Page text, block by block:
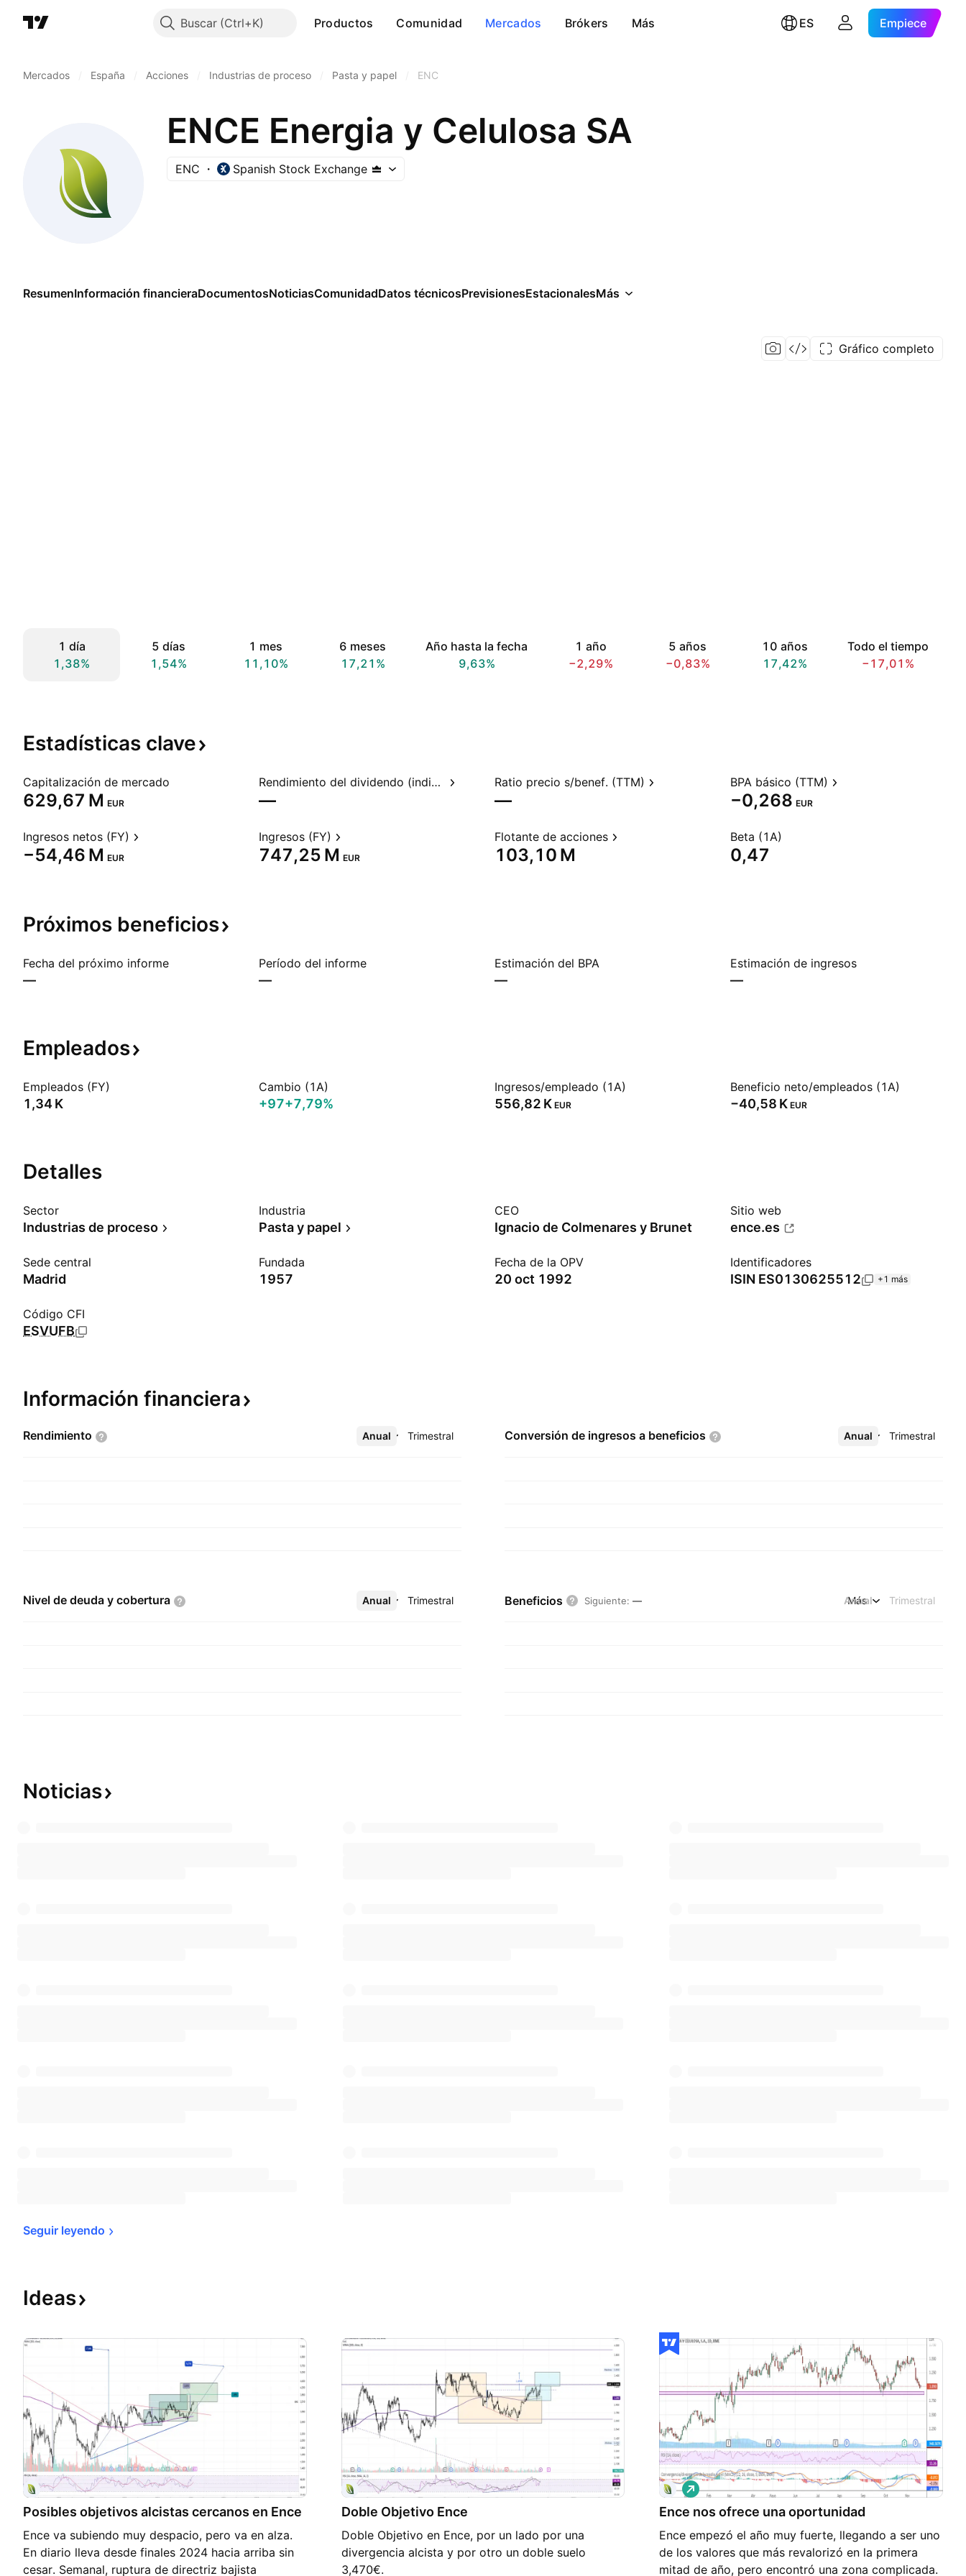
Buscar Productos Comunidad Mercados Brókers Más ES Empiece
Mercados España Acciones Industrias de proceso Pasta y papel ENC
ENCE Energia y Celulosa SA
ENC Spanish Stock Exchange
ResumenInformación financieraDocumentosNoticiasComunidadDatos técnicosPrevisionesEstacionalesMás
Gráfico completo
1 día
1,38%
5 días
1,54%
1 mes
11,10%
6 meses
17,21%
Año hasta la fecha
9,63%
1 año
−2,29%
5 años
−0,83%
10 años
17,42%
Todo el tiempo
−17,01%
Estadísticas clave
Capitalización de mercado
‪629,67 M‬ EUR
Rendimiento del dividendo (indicado)
—
Ratio precio s/benef. (TTM)
—
BPA básico (TTM)
−0,268 EUR
Ingresos netos (FY)
‪−54,46 M‬ EUR
Ingresos (FY)
‪747,25 M‬ EUR
Flotante de acciones
‪103,10 M‬
Beta (1A)
0,47
Próximos beneficios
Fecha del próximo informe
—
Período del informe
—
Estimación del BPA
—
Estimación de ingresos
—
Empleados
Empleados (FY)
‪1,34 K‬
Cambio (1A)
+97+7,79%
Ingresos/empleado (1A)
‪556,82 K‬ EUR
Beneficio neto/empleados (1A)
‪−40,58 K‬ EUR
Detalles
Sector
Industrias de proceso
Industria
Pasta y papel
CEO
Ignacio de Colmenares y Brunet
Sitio web
ence.es
Sede central
Madrid
Fundada
1957
Fecha de la OPV
20 oct 1992
Identificadores
ISIN ES0130625512 +1 más
Código CFI
ESVUFB
Información financiera
Rendimiento Anual Trimestral
Más Conversión de ingresos a beneficios Anual Trimestral
Más
Nivel de deuda y cobertura Anual Trimestral
Más Beneficios Siguiente: — Anual Trimestral
Más
Noticias
Seguir leyendo
Ideas
Posibles objetivos alcistas cercanos en Ence
Ence va subiendo muy despacio, pero va en alza.
En diario lleva desde finales 2024 hacia arriba sin
cesar. Semanal, ruptura de directriz bajista
Doble Objetivo Ence
Doble Objetivo en Ence, por un lado por una
divergencia alcista y por otro un doble suelo
3,470€.
Ence nos ofrece una oportunidad
Ence empezó el año muy fuerte, llegando a ser uno
de los valores que más revalorizó en la primera
mitad de año, pero encontró una zona complicada.
L
a
r
o